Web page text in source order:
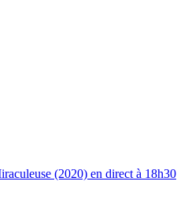
(2020) en direct à 18h30